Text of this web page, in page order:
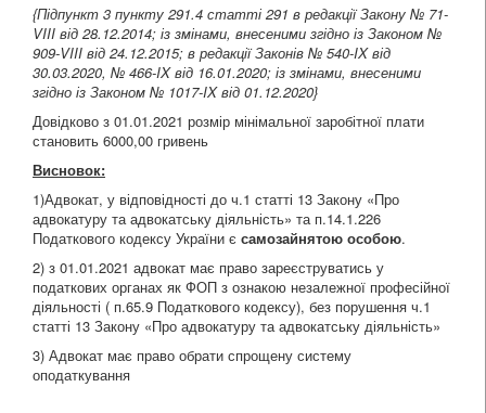
{Підпункт 3 пункту 291.4 статті 291 в редакції Закону № 71-
VIII від 28.12.2014; із змінами, внесеними згідно із Законом №
909-VIII від 24.12.2015; в редакції Законів № 540-IX від
30.03.2020, № 466-IX від 16.01.2020; із змінами, внесеними
згідно із Законом № 1017-IX від 01.12.2020}
Довідково з 01.01.2021 розмір мінімальної заробітної плати
становить 6000,00 гривень
Висновок:
1)Адвокат, у відповідності до ч.1 статті 13 Закону «Про
адвокатуру та адвокатську діяльність» та п.14.1.226
Податкового кодексу України є самозайнятою особою.
2) з 01.01.2021 адвокат має право зареєструватись у
податкових органах як ФОП з ознакою незалежної професійної
діяльності ( п.65.9 Податкового кодексу), без порушення ч.1
статті 13 Закону «Про адвокатуру та адвокатську діяльність»
3) Адвокат має право обрати спрощену систему
оподаткування